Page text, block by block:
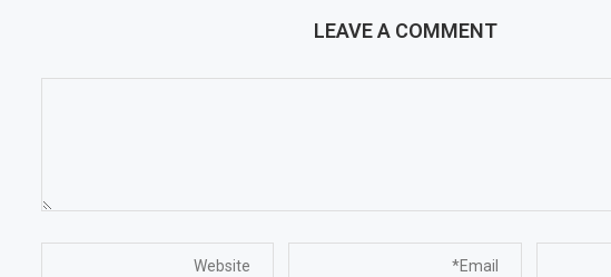
LEAVE A COMMENT